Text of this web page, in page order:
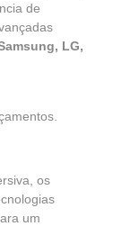
de
LG,
os
um